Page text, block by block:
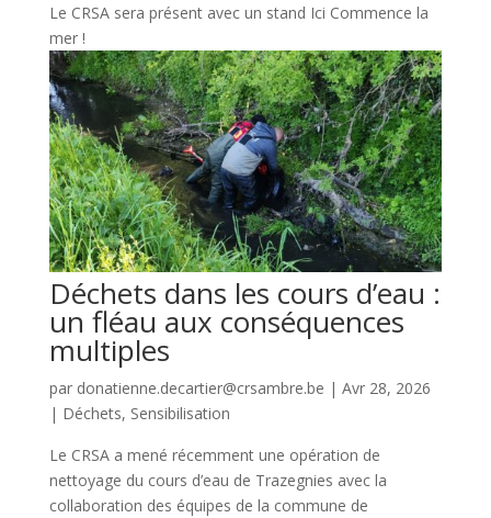
Le CRSA sera présent avec un stand Ici Commence la
mer !
Déchets dans les cours d’eau :
un fléau aux conséquences
multiples
par donatienne.decartier@crsambre.be | Avr 28, 2026
| Déchets, Sensibilisation
Le CRSA a mené récemment une opération de
nettoyage du cours d’eau de Trazegnies avec la
collaboration des équipes de la commune de